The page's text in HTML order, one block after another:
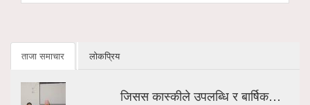
ताजा समाचार लोकप्रिय
जिसस कास्कीले उपलब्धि र बार्षिक…